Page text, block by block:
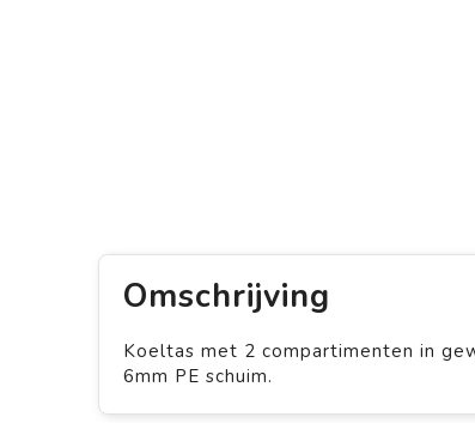
Omschrijving
Koeltas met 2 compartimenten in
6mm PE schuim.